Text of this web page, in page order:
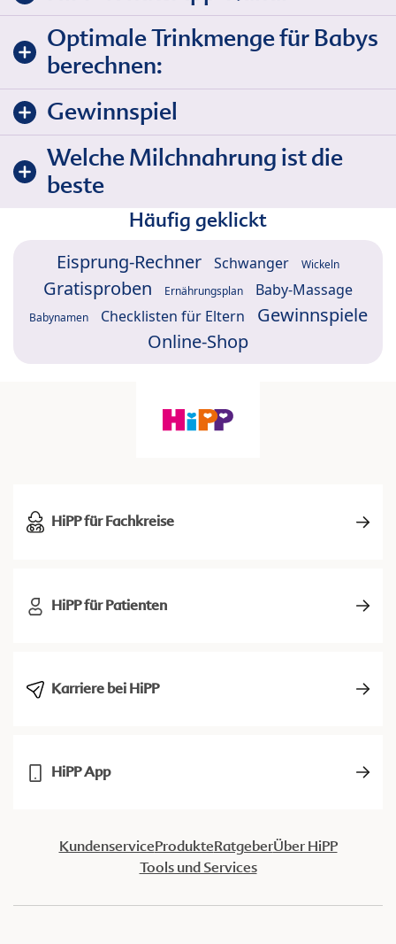
Optimale Trinkmenge für Babys
berechnen:
Gewinnspiel
Welche Milchnahrung ist die
beste
Häufig geklickt
Eisprung-Rechner Schwanger Wickeln
Gratisproben Ernährungsplan Baby-Massage
Babynamen Checklisten für Eltern
Gewinnspiele
Online-Shop
HiPP für Fachkreise
HiPP für Patienten
Karriere bei HiPP
HiPP App
KundenserviceProdukteRatgeberÜber HiPP
Tools und Services